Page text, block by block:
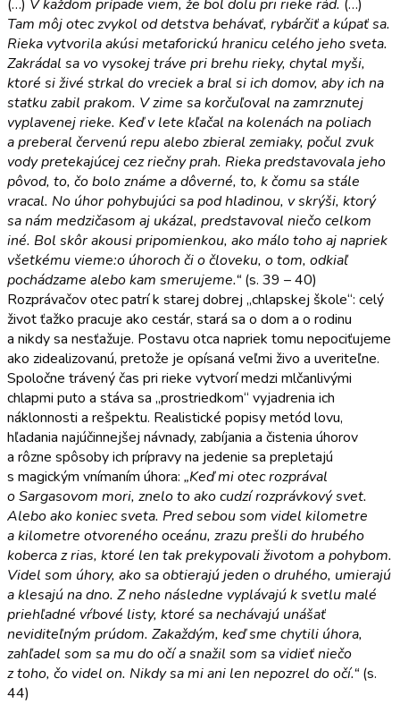
(…) V každom prípade viem, že bol dolu pri rieke rád. (…)
Tam môj otec zvykol od detstva behávať, rybárčiť a kúpať sa.
Rieka vytvorila akúsi metaforickú hranicu celého jeho sveta.
Zakrádal sa vo vysokej tráve pri brehu rieky, chytal myši,
ktoré si živé strkal do vreciek a bral si ich domov, aby ich na
statku zabil prakom. V zime sa korčuľoval na zamrznutej
vyplavenej rieke. Keď v lete kľačal na kolenách na poliach
a preberal červenú repu alebo zbieral zemiaky, počul zvuk
vody pretekajúcej cez riečny prah. Rieka predstavovala jeho
pôvod, to, čo bolo známe a dôverné, to, k čomu sa stále
vracal. No úhor pohybujúci sa pod hladinou, v skrýši, ktorý
sa nám medzičasom aj ukázal, predstavoval niečo celkom
iné. Bol skôr akousi pripomienkou, ako málo toho aj napriek
všetkému vieme:o úhoroch či o človeku, o tom, odkiaľ
pochádzame alebo kam smerujeme.“ (s. 39 – 40)
Rozprávačov otec patrí k starej dobrej „chlapskej škole“: celý
život ťažko pracuje ako cestár, stará sa o dom a o rodinu
a nikdy sa nesťažuje. Postavu otca napriek tomu nepociťujeme
ako zidealizovanú, pretože je opísaná veľmi živo a uveriteľne.
Spoločne trávený čas pri rieke vytvorí medzi mlčanlivými
chlapmi puto a stáva sa „prostriedkom“ vyjadrenia ich
náklonnosti a rešpektu. Realistické popisy metód lovu,
hľadania najúčinnejšej návnady, zabíjania a čistenia úhorov
a rôzne spôsoby ich prípravy na jedenie sa prepletajú
s magickým vnímaním úhora: „Keď mi otec rozprával
o Sargasovom mori, znelo to ako cudzí rozprávkový svet.
Alebo ako koniec sveta. Pred sebou som videl kilometre
a kilometre otvoreného oceánu, zrazu prešli do hrubého
koberca z rias, ktoré len tak prekypovali životom a pohybom.
Videl som úhory, ako sa obtierajú jeden o druhého, umierajú
a klesajú na dno. Z neho následne vyplávajú k svetlu malé
priehľadné vŕbové listy, ktoré sa nechávajú unášať
neviditeľným prúdom. Zakaždým, keď sme chytili úhora,
zahľadel som sa mu do očí a snažil som sa vidieť niečo
z toho, čo videl on. Nikdy sa mi ani len nepozrel do očí.“ (s.
44)